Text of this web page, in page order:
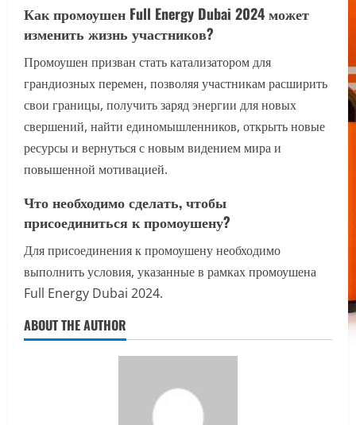
Как промоушен Full Energy Dubai 2024 может
изменить жизнь участников?
Промоушен призван стать катализатором для
грандиозных перемен, позволяя участникам расширить
свои границы, получить заряд энергии для новых
свершений, найти единомышленников, открыть новые
ресурсы и вернуться с новым видением мира и
повышенной мотивацией.
Что необходимо сделать, чтобы
присоединиться к промоушену?
Для присоединения к промоушену необходимо
выполнить условия, указанные в рамках промоушена
Full Energy Dubai 2024.
ABOUT THE AUTHOR